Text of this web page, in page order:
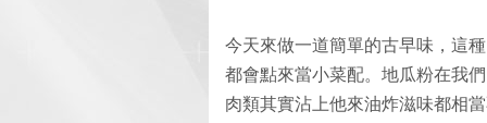
今天來做一道簡單的古早味，這
都會點來當小菜配。地瓜粉在我
肉類其實沾上他來油炸滋味都相